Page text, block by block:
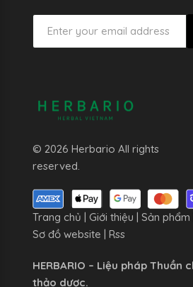
© 2026 Herbario All rights
reserved.
Trang chủ Giới thiệu Sản phẩm
Sơ đồ website
Rss
HERBARIO – Liệu pháp Thuần
thảo dược.